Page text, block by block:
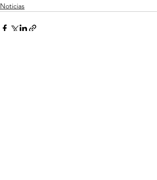
Noticias